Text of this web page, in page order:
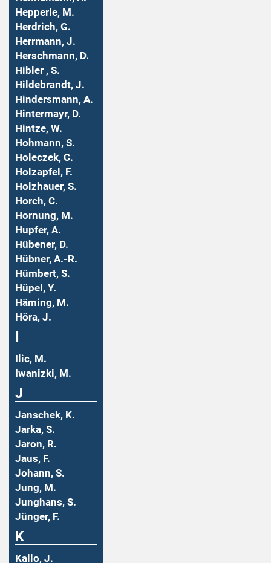
Hepperle, M.
Herdrich, G.
Herrmann, J.
Herschmann, D.
Hibler , S.
Hildebrandt, J.
Hindersmann, A.
Hintermayr, D.
Hintze, W.
Hohmann, S.
Holeczek, C.
Holzapfel, F.
Holzhauer, S.
Horch, C.
Hornung, M.
Hupfer, A.
Hübener, D.
Hübner, A.-R.
Hümbert, S.
Hüpel, Y.
Häming, M.
Höra, J.
Ilic, M.
Iwanizki, M.
J
Janschek, K.
Jarka, S.
Jaron, R.
Jaus, F.
Johann, S.
Jung, M.
Junghans, S.
Jünger, F.
K
Kallo, J.